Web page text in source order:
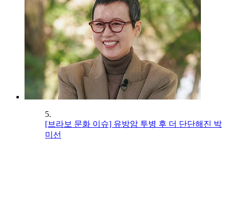
5.
[브라보 문화 이슈] 유방암 투병 후 더 단단해진 박
미선